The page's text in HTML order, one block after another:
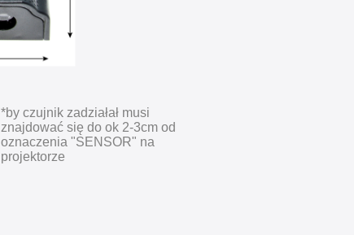
*by czujnik zadziałał musi
znajdować się do ok 2-3cm od
oznaczenia "SENSOR" na
projektorze